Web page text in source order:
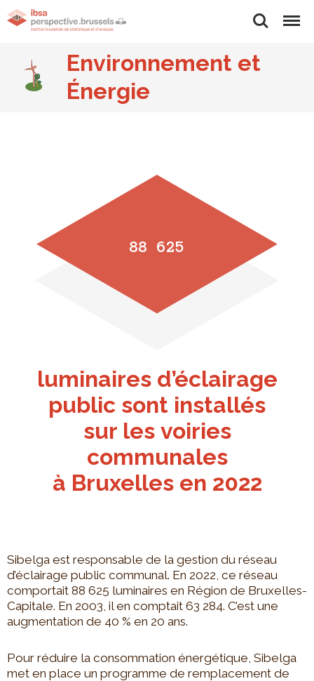
Rechercher
Menu
Environnement et
Énergie
88 625
luminaires d’éclairage
public sont installés
sur les voiries
communales
à Bruxelles en 2022
Sibelga est responsable de la gestion du réseau
d’éclairage public communal. En 2022, ce réseau
comportait 88 625 luminaires en Région de Bruxelles-
Capitale. En 2003, il en comptait 63 284. C’est une
augmentation de 40 % en 20 ans.
Pour réduire la consommation énergétique, Sibelga
met en place un programme de remplacement de